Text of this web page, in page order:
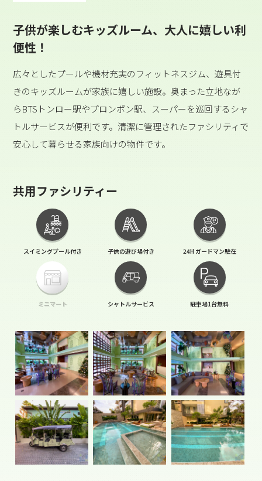
子供が楽しむキッズルーム、大人に嬉しい利
便性！
広々としたプールや機材充実のフィットネスジム、遊具付
きのキッズルームが家族に嬉しい施設。奥まった立地なが
らBTSトンロー駅やプロンポン駅、スーパーを巡回するシャ
トルサービスが便利です。清潔に管理されたファシリティで
安心して暮らせる家族向けの物件です。
共用ファシリティー
スイミングプール付き 子供の遊び場付き 24H ガードマン駐在
ミニマート シャトルサービス 駐車場1台無料